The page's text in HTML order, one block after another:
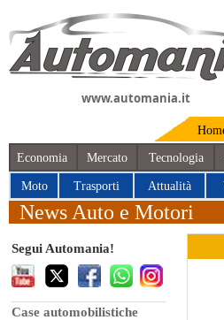
www.automania.it
Economia Mercato Tecnologia
Moto Trasporti Attualità
News Auto e Motori
Segui Automania!
Case automobilistiche